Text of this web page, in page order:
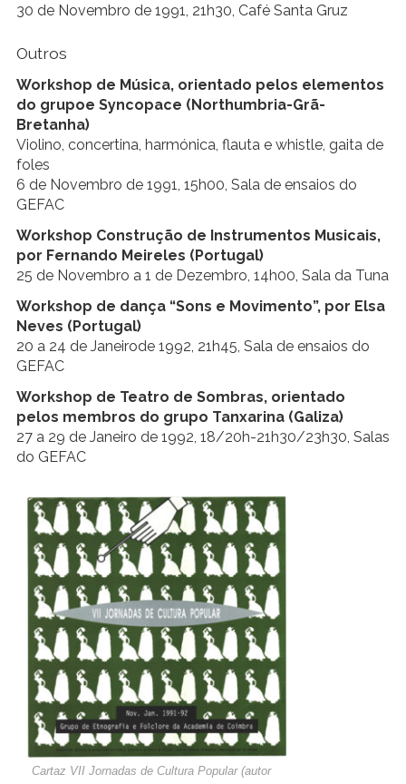
30 de Novembro de 1991, 21h30, Café Santa Gruz
Outros
Workshop de Música, orientado pelos elementos
do grupoe Syncopace (Northumbria-Grã-
Bretanha)
Violino, concertina, harmónica, flauta e whistle, gaita de
foles
6 de Novembro de 1991, 15h00, Sala de ensaios do
GEFAC
Workshop Construção de Instrumentos Musicais,
por Fernando Meireles (Portugal)
25 de Novembro a 1 de Dezembro, 14h00, Sala da Tuna
Workshop de dança “Sons e Movimento”, por Elsa
Neves (Portugal)
20 a 24 de Janeirode 1992, 21h45, Sala de ensaios do
GEFAC
Workshop de Teatro de Sombras, orientado
pelos membros do grupo Tanxarina (Galiza)
27 a 29 de Janeiro de 1992, 18/20h-21h30/23h30, Salas
do GEFAC
Cartaz VII Jornadas de Cultura Popular (autor